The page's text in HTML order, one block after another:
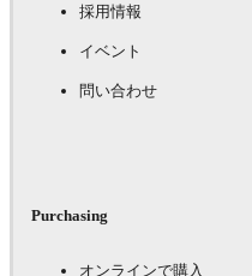
採用情報
イベント
問い合わせ
Purchasing
オンラインで購入